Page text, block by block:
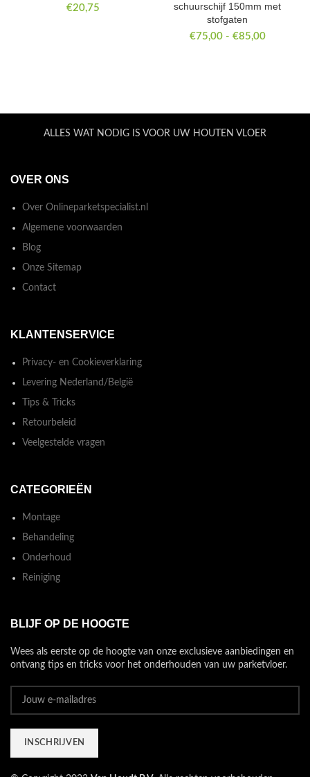
€20,75
schuurschijf 150mm met
stofgaten
€75,00 - €85,00
ALLES WAT NODIG IS VOOR UW HOUTEN VLOER
OVER ONS
Over Onlineparketspecialist.nl
Algemene voorwaarden
Blog
Onze Sitemap
Contact
KLANTENSERVICE
Privacy- en Cookieverklaring
Levering Nederland/België
Tips & Tricks
Retourbeleid
Veelgestelde vragen
CATEGORIEËN
Montage
Behandeling
Onderhoud
Reiniging
BLIJF OP DE HOOGTE
Wees als eerste op de hoogte van onze exclusieve aanbiedingen en
ontvang tips en tricks voor het onderhouden van uw parketvloer.